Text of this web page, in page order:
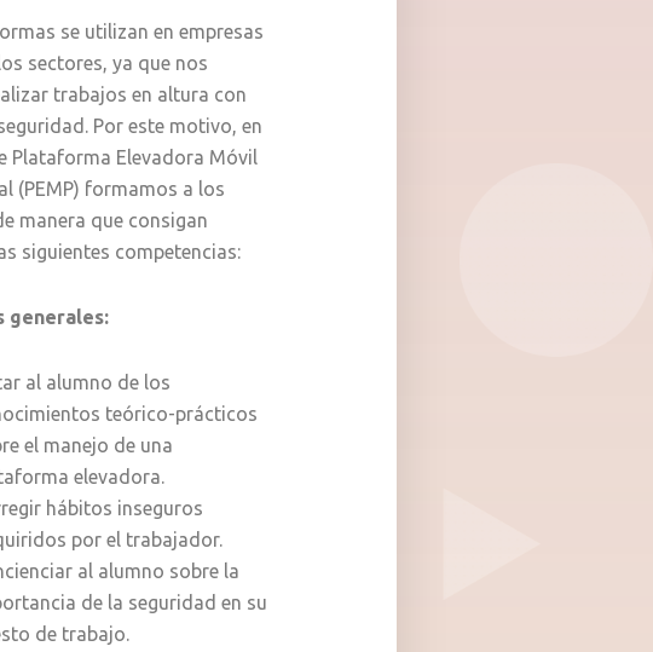
se utilizan en empresas
sectores, ya que nos
trabajos en altura con
Por este motivo, en
Plataforma Elevadora Móvil
(PEMP) formamos a los
manera que consigan
siguientes competencias:
generales:
al alumno de los
teórico-prácticos
el manejo de una
elevadora.
hábitos inseguros
por el trabajador.
al alumno sobre la
de la seguridad en su
de trabajo.